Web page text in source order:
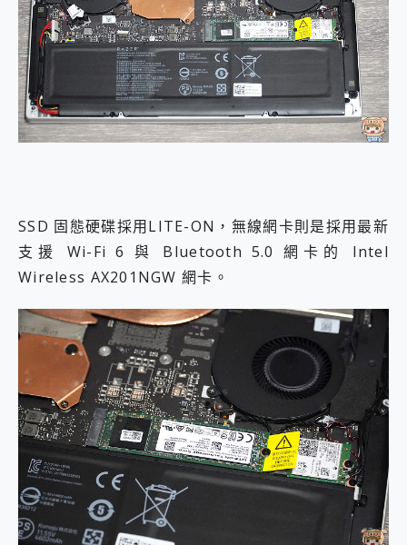
SSD 固態硬碟採用LITE-ON，無線網卡則是採用最新
支援 Wi-Fi 6 與 Bluetooth 5.0 網卡的 Intel
Wireless AX201NGW 網卡。